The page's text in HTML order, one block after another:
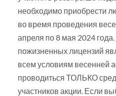
необходимо приобрести
во время проведения
апреля по 8 мая 2024
пожизненных лицензий
всем условиям весенней
проводиться ТОЛЬКО
участников акции. Если